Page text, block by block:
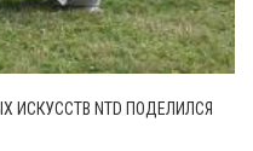
ИСКУССТВ NTD ПОДЕЛИЛСЯ